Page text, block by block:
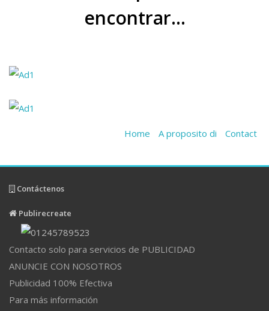
encontrar...
Home A proposito di Contact
Contáctenos
Publirecreate
Contacto solo para servicios de PUBLICIDAD
ANUNCIE CON NOSOTROS
Publicidad 100% Efectiva
Para más información